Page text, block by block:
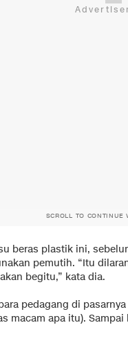
SCROLL TO CONTINUE
beras plastik ini,
pemutih. “Itu
begitu,” kata dia.
pedagang di
macam apa itu).